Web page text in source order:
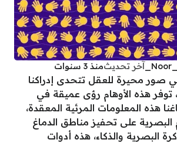
آخر تحديثمنذ 3 سنوات
صور محيرة للعقل تتحدى إدراكنا
توفر هذه الأوهام رؤى عميقة في
هذه المعلومات المرئية المعقدة،
البصرية على تحفيز مناطق الدماغ
البصرية والذكاء، هذه أدوات